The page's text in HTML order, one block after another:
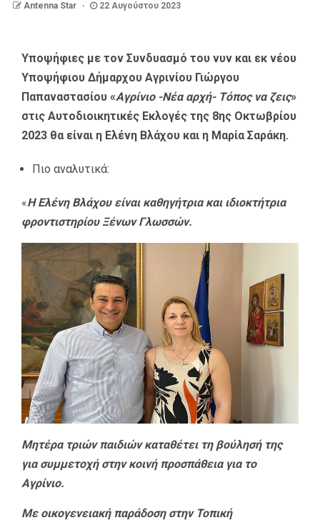
Antenna Star 22 Αυγούστου 2023
Υποψήφιες με τον Συνδυασμό του νυν και εκ νέου
Υποψήφιου Δήμαρχου Αγρινίου Γιώργου
Παπαναστασίου «Αγρίνιο -Νέα αρχή- Τόπος να ζεις»
στις Αυτοδιοικητικές Εκλογές της 8ης Οκτωβρίου
2023 θα είναι η Ελένη Βλάχου και η Μαρία Σαράκη.
Πιο αναλυτικά:
«Η Ελένη Βλάχου είναι καθηγήτρια και ιδιοκτήτρια
φροντιστηρίου Ξένων Γλωσσών.
Μητέρα τριών παιδιών καταθέτει τη βούλησή της
για συμμετοχή στην κοινή προσπάθεια για το
Αγρίνιο.
Με οικογενειακή παράδοση στην Τοπική